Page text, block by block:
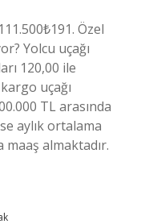
Özel
Yolcu uçağı
120,00 ile
uçağı
TL arasında
aylık ortalama
maaş almaktadır.